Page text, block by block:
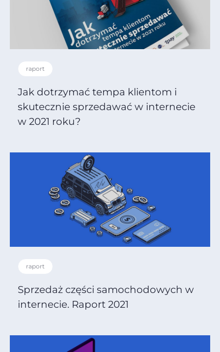
raport
Jak dotrzymać tempa klientom i
skutecznie sprzedawać w internecie
w 2021 roku?
raport
Sprzedaż części samochodowych w
internecie. Raport 2021